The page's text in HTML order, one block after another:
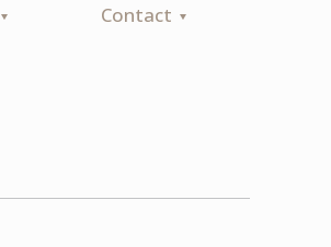
Contact